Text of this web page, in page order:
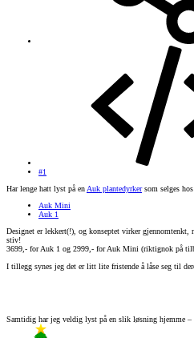
#1
Har lenge hatt lyst på en Auk plantedyrkersom selges hos
Auk Mini
Auk 1
Designet er lekkert(!), og konseptet virker gjennomtenkt,
stiv!
3699,- for Auk 1 og 2999,- for Auk Mini (riktignok på
I tillegg synes jeg det er litt lite fristende å låse seg til
Samtidig har jeg veldig lyst på en slik løsning hjemme –